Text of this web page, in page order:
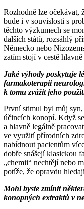
Rozhodně lze očekávat,
bude i v souvislosti s
těchto výzkumech se
dalších států, rozsáhlý
Německo nebo
zatím stojí v cestě
Jaké výhody poskytuje
farmakoterapii
k tomu zvážit jeho
První stimul byl můj syn,
účincích konopí. Když
a hlavně legálně
ve využití přírodních
nabídnout pacientům
dobře snášejí klasickou
„chemii“ nechtějí nebo
potíže, že opravdu
Mohl byste zmínit
konopných extraktů v